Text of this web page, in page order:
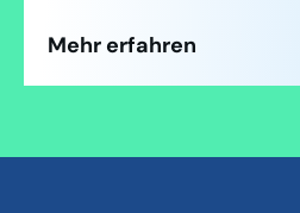
Mehr erfahren